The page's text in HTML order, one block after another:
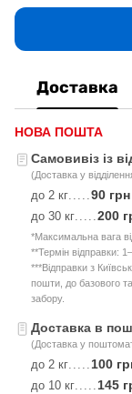
Доставка
НОВА ПОШТА
Самовивіз із
(Доставка у
до 2 кг.....90 грн
до 30 кг.....200
*Максимальна вага
**Термін відправки:
***Відправки з
пошти, до базового
забору.
Доставка в
(Доставка у
до 2 кг..... 100
до 10 кг..... 145